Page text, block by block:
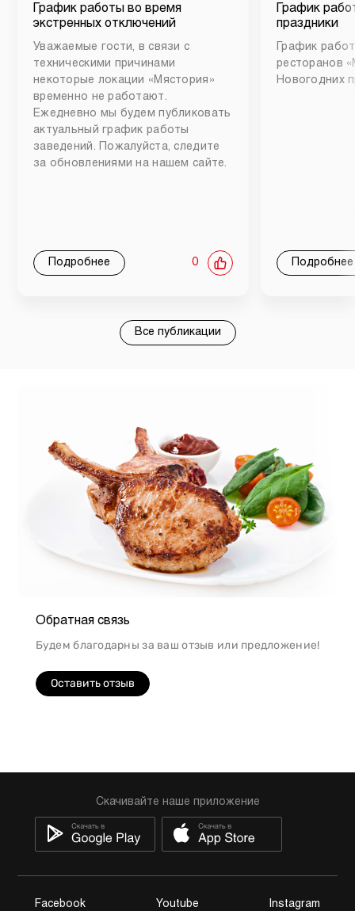
График работы во время
экстренных отключений
Уважаемые гости, в связи с
техническими причинами
некоторые локации «Мястория»
временно не работают.
Ежедневно мы будем публиковать
актуальный график работы
заведений. Пожалуйста, следите
за обновлениями на нашем сайте.
Подробнее 0
График
праздники
График
ресторанов
Новогодних
Подробнее
Все публикации
Обратная связь
Будем благодарны за ваш отзыв или предложение!
Оставить отзыв
Скачивайте наше приложение
Facebook Youtube Instagram